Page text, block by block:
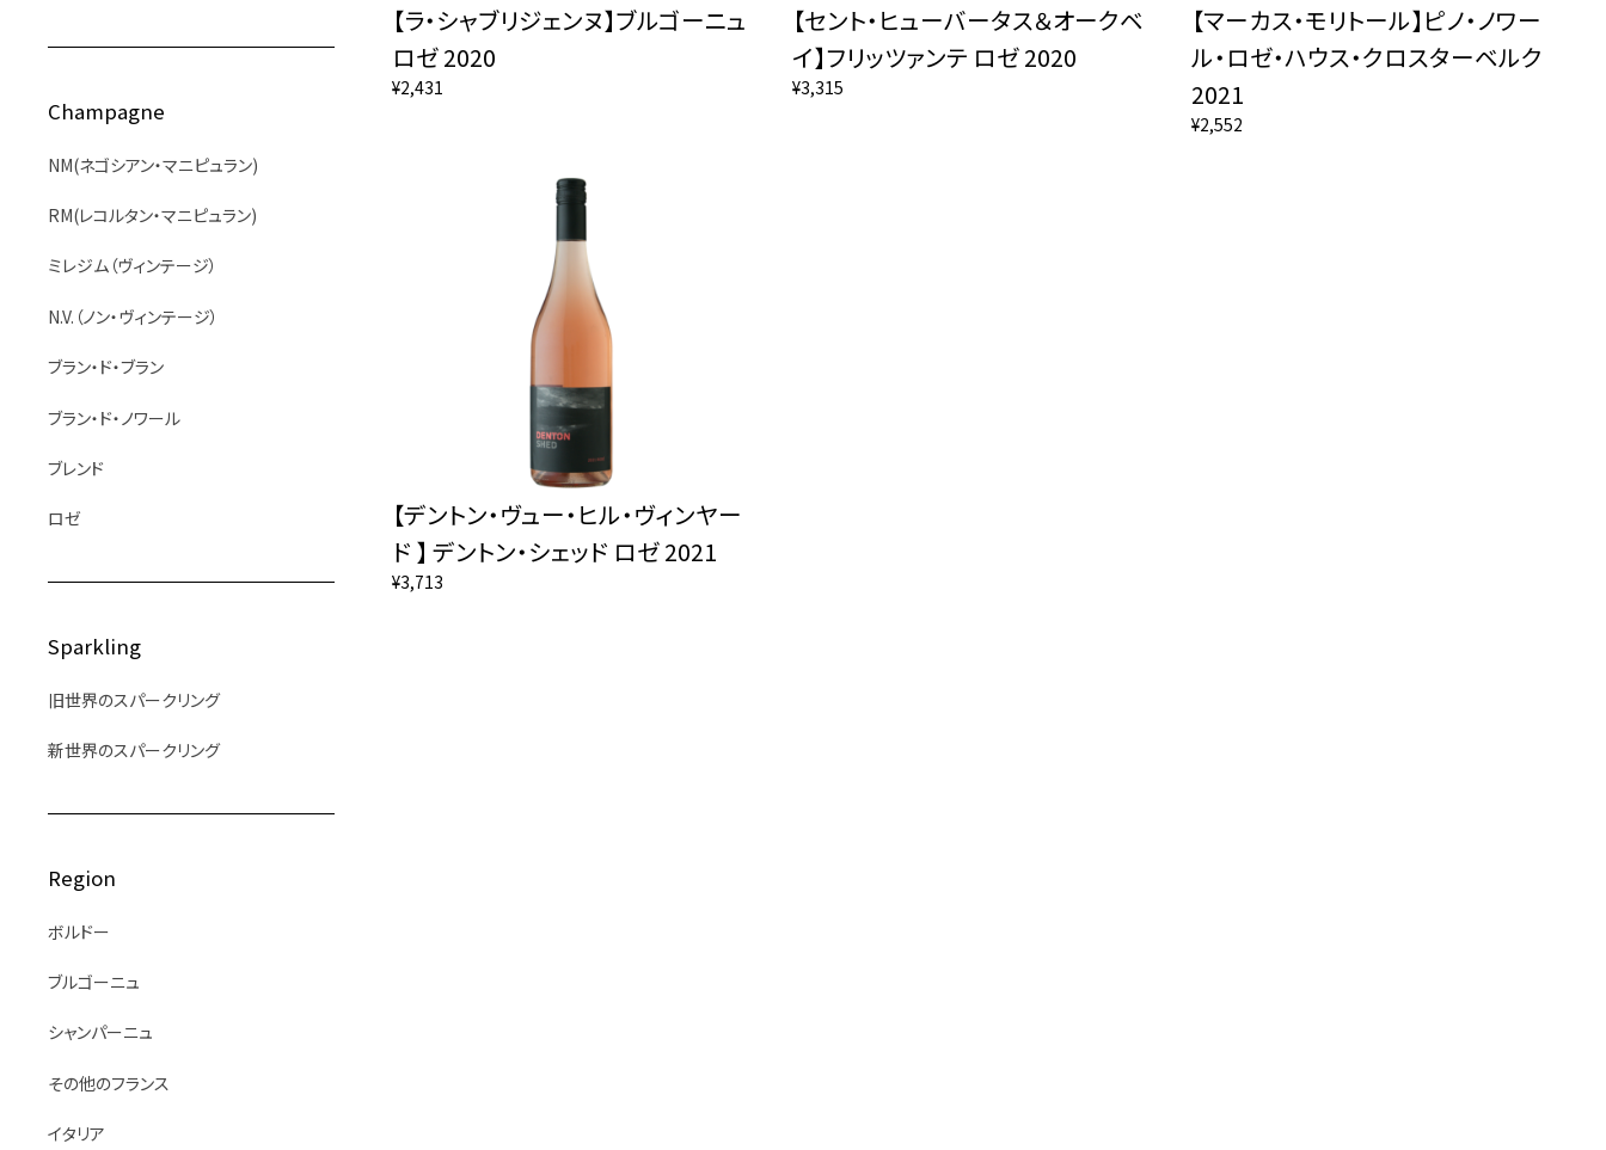
Champagne
NM(ネゴシアン・マニピュラン)
RM(レコルタン・マニピュラン)
ミレジム（ヴィンテージ）
N.V.（ノン・ヴィンテージ）
ブラン・ド・ブラン
ブラン・ド・ノワール
ブレンド
ロゼ
Sparkling
旧世界のスパークリング
新世界のスパークリング
Region
ボルドー
ブルゴーニュ
シャンパーニュ
その他のフランス
イタリア
【ラ・シャブリジェンヌ】ブルゴーニュ
ロゼ 2020
¥2,431
【セント・ヒューバータス＆オークベ
イ】フリッツァンテ ロゼ 2020
¥3,315
【マーカス・モリトール】ピノ・ノワー
ル・ロゼ・ハウス・クロスターベルク
2021
¥2,552
【デントン・ヴュー・ヒル・ヴィンヤー
ド 】 デントン・シェッド ロゼ 2021
¥3,713